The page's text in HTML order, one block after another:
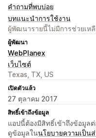
คำถามที่พบบ่อย
บทแนะนำการใช้งาน
ผู้พัฒนารายนี้ไม่มีการช่วยเห
ผู้พัฒนา
WebPlanex
เว็บไซต์
Texas, TX, US
เปิดตัวแล้ว
27 ตุลาคม 2017
สิทธิ์เข้าถึงข้อมูล
แอปนี้ต้องมีสิทธิ์เข้าถึงข้อมูล
ดูข้อมูลในนโยบายความเป็น